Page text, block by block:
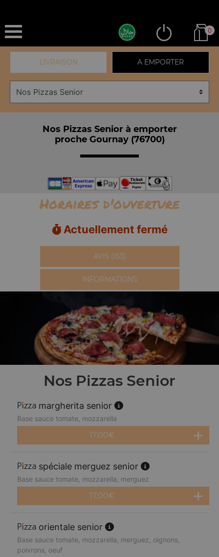
0
LIVRAISON A EMPORTER
Nos Pizzas Senior à emporter
proche Gournay (76700)
Horaires d'ouverture
Actuellement fermé
AVIS (153)
INFORMATIONS
Nos Pizzas Senior
margherita senior
Base sauce tomate, mozzarella
17.00€
spéciale merguez senior
Base sauce tomate, mozzarella, merguez
17.00€
orientale senior
Base sauce tomate, mozzarella, merguez, oignons,
poivrons, oeuf